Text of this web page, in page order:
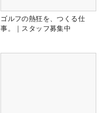
ゴルフの熱狂を、つくる仕
事。｜スタッフ募集中